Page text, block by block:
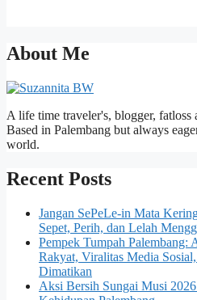
About Me
A life time traveler's, blogger, fatloss
Based in Palembang but always
world.
Recent Posts
Jangan SePeLe-in Mata
Sepet, Perih, dan Lelah
Pempek Tumpah Palembang:
Rakyat, Viralitas Media
Dimatikan
Aksi Bersih Sungai Musi